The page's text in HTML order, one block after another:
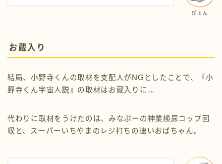
ぴょん
お蔵入り
結局、小野寺くんの取材を支配人がNGとしたことで、『小
野寺くん宇宙人説』の取材はお蔵入りに…
代わりに取材をうけたのは、みなぷーの神業検尿コップ回
収と、スーパーいちやまのレジ打ちの速いおばちゃん。